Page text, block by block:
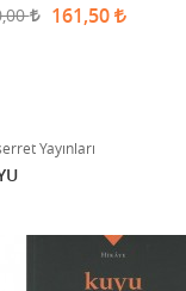
161,50
Yayınları